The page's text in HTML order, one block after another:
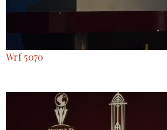
Wrf 5070